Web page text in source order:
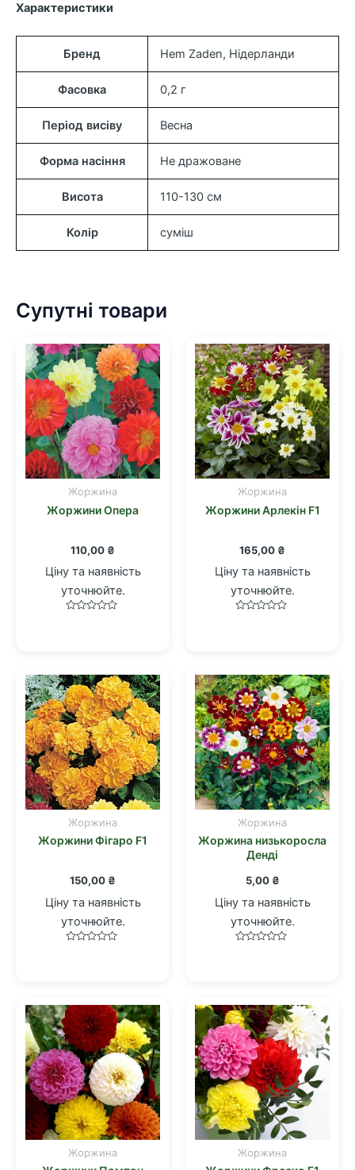
Характеристики
Бренд Hem Zaden, Нідерланди
Фасовка 0,2 г
Період висіву Весна
Форма насіння Не дражоване
Висота 110-130 см
Колір сумiш
Супутні товари
Жоржина
Жоржини Опера
110,00 ₴
Ціну та наявність
уточнюйте.
Жоржина
Жоржини Арлекін F1
165,00 ₴
Ціну та наявність
уточнюйте.
Жоржина
Жоржини Фігаро F1
150,00 ₴
Ціну та наявність
уточнюйте.
Жоржина
Жоржина низькоросла
Денді
5,00 ₴
Ціну та наявність
уточнюйте.
Жоржина Жоржина